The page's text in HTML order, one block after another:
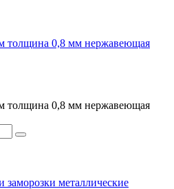
толщина 0,8 мм нержавеющая
толщина 0,8 мм нержавеющая
металлические